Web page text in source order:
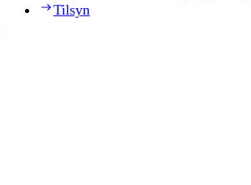
Tilsyn